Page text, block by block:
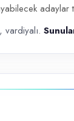
adaylar
vardiyalı.